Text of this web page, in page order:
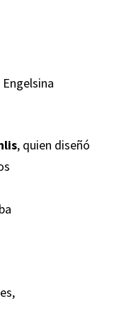
, quien diseñó